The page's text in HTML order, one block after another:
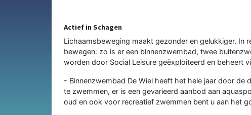
Actief in Schagen
Lichaamsbeweging maakt gezonder en gelukkiger. In
bewegen: zo is er een binnenzwembad, twee
worden door Social Leisure geëxploiteerd en beheert
- Binnenzwembad De Wiel heeft het hele jaar door de
te zwemmen, er is een gevarieerd aanbod aan
oud en ook voor recreatief zwemmen bent u aan het